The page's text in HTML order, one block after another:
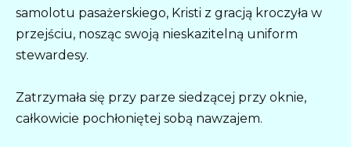
samolotu pasażerskiego, Kristi z gracją kroczyła w
przejściu, nosząc swoją nieskazitelną uniform
stewardesy.
Zatrzymała się przy parze siedzącej przy oknie,
całkowicie pochłoniętej sobą nawzajem.